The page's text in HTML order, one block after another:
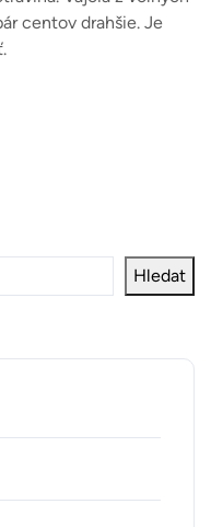
centov drahšie. Je
Hledat